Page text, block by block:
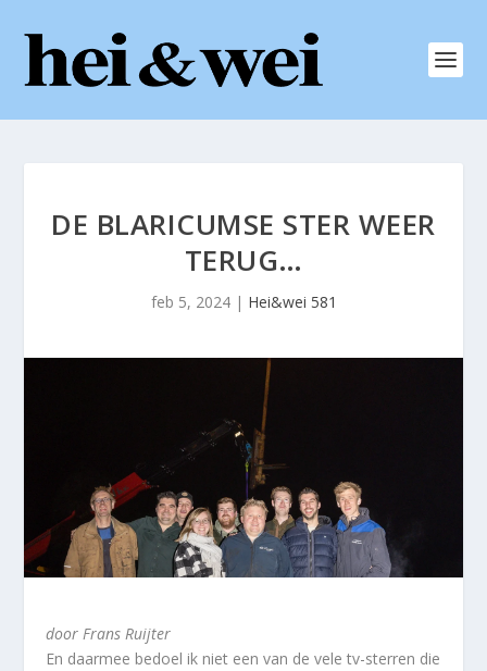
DE BLARICUMSE STER WEER
TERUG…
feb 5, 2024| Hei&wei 581
door Frans Ruijter
En daarmee bedoel ik niet een van de vele tv-sterren die